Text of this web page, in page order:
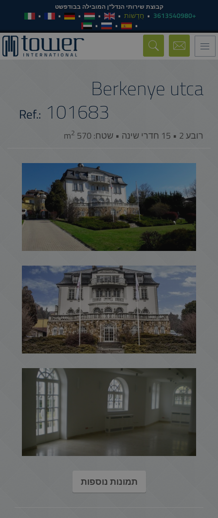
קבוצת שירותי הנדל"ן המובילה בבודפשט
+3613540980 חֲדָשׁוֹת
Toggle
navigation
Berkenye utca
Ref.: 101683
רובע 2 • 15 חדרי שינה • שטח: 570 m 2
תמונות נוספות